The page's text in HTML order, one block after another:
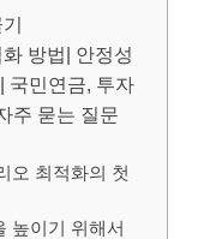
방법| 안정성
국민연금, 투자
주 묻는 질문
오 최적화의 첫
높이기 위해서